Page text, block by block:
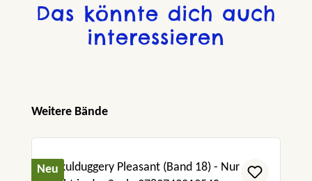
Das könnte dich auch
interessieren
Produktgalerie überspringen
Weitere Bände
Neu